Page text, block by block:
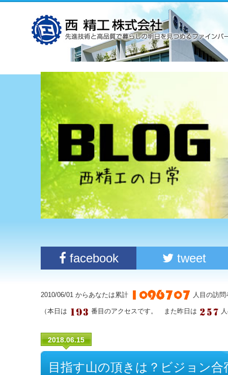
facebook tweet
2010/06/01 からあなたは累計 人目の訪
（本日は 番目のアクセスです。 また昨日は
2018.06.15
目指す山の頂きは？ビジョン